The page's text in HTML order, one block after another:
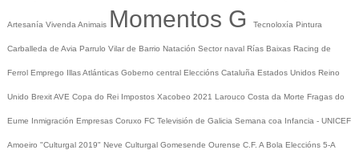
Artesanía Vivenda Animais Momentos G Tecnoloxía Pintura
Carballeda de Avia Parrulo Vilar de Barrio Natación Sector naval Rías Baixas Racing de
Ferrol Emprego Illas Atlánticas Goberno central Eleccións Cataluña Estados Unidos Reino
Unido BrexitAVE Copa do Rei Impostos Xacobeo 2021 Larouco Costa da Morte Fragas do
Eume Inmigración Empresas Coruxo FC Televisión de Galicia Semana coa Infancia - UNICEF
Amoeiro "Culturgal 2019" Neve Culturgal Gomesende Ourense C.F. A Bola Eleccións 5-A